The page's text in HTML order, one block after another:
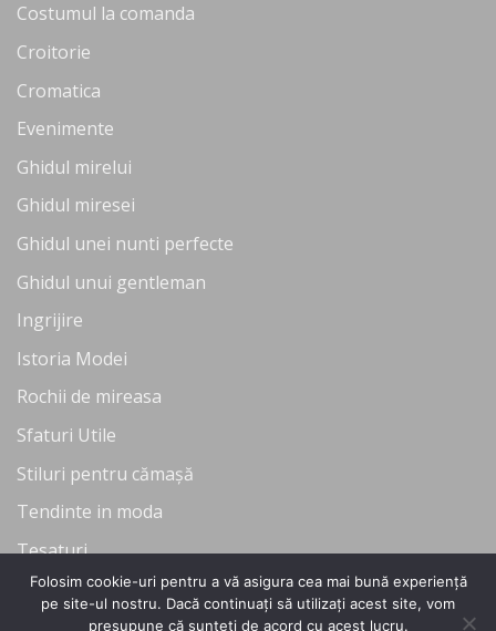
Costumul la comanda
Croitorie
Cromatica
Evenimente
Ghidul mirelui
Ghidul miresei
Ghidul unei nunti perfecte
Ghidul unui gentleman
Ingrijire
Istoria Modei
Rochii de mireasa
Sfaturi Utile
Stiluri pentru cămașă
Tendinte in moda
Tesaturi
Uncategorized
Folosim cookie-uri pentru a vă asigura cea mai bună experiență
pe site-ul nostru. Dacă continuați să utilizați acest site, vom
presupune că sunteți de acord cu acest lucru.